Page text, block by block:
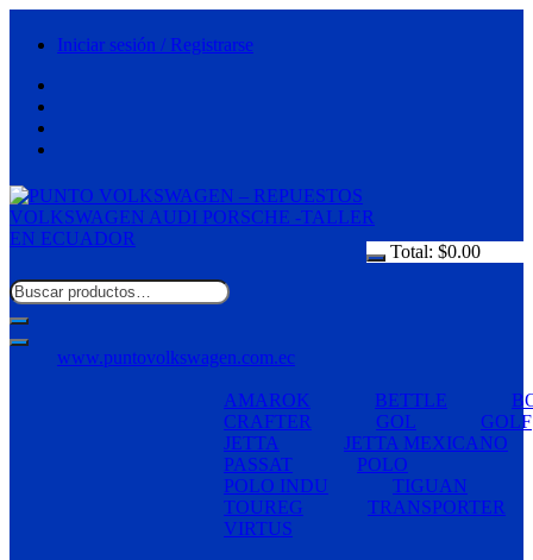
Iniciar sesión / Registrarse
Total: $0.00
www.puntovolkswagen.com.ec
AMAROK BETTLE
CRAFTER
GOL
GOLF
JETTA
JETTA MEXICANO
PASSAT
POLO
POLO INDU
TIGUAN
TOUREG
TRANSPORTER
VIRTUS